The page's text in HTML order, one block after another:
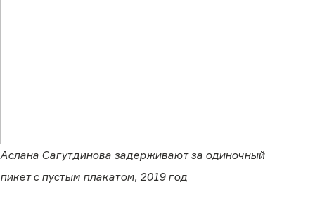
Аслана Сагутдинова задерживают за одиночный
пикет с пустым плакатом, 2019 год